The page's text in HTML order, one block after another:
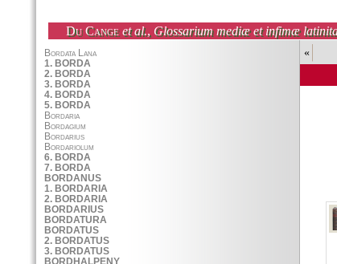
Du Cange et al., Glossarium mediæ et infimæ
«